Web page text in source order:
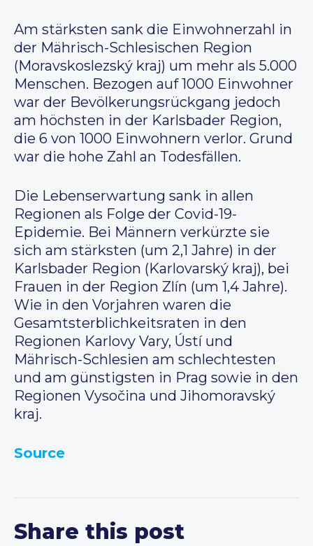
Am stärksten sank die Einwohnerzahl in
der Mährisch-Schlesischen Region
(Moravskoslezský kraj) um mehr als 5.000
Menschen. Bezogen auf 1000 Einwohner
war der Bevölkerungsrückgang jedoch
am höchsten in der Karlsbader Region,
die 6 von 1000 Einwohnern verlor. Grund
war die hohe Zahl an Todesfällen.
Die Lebenserwartung sank in allen
Regionen als Folge der Covid-19-
Epidemie. Bei Männern verkürzte sie
sich am stärksten (um 2,1 Jahre) in der
Karlsbader Region (Karlovarský kraj), bei
Frauen in der Region Zlín (um 1,4 Jahre).
Wie in den Vorjahren waren die
Gesamtsterblichkeitsraten in den
Regionen Karlovy Vary, Ústí und
Mährisch-Schlesien am schlechtesten
und am günstigsten in Prag sowie in den
Regionen Vysočina und Jihomoravský
kraj.
Source
Share this post